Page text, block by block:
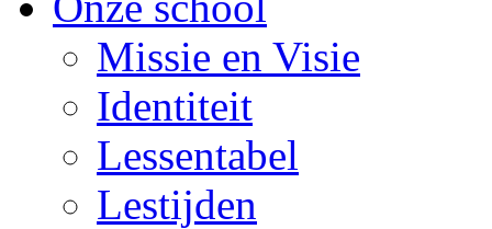
Missie en Visie
Identiteit
Lessentabel
Lestijden